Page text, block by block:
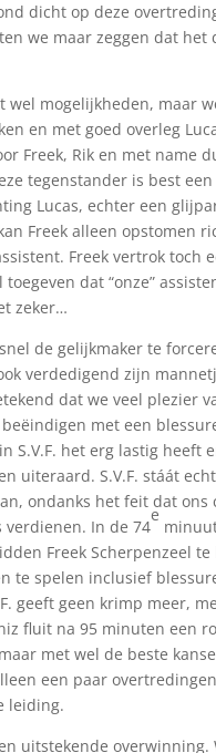
dicht op deze
we maar zeggen dat
mogelijkheden, maar
en met goed overleg
Freek, Rik en met name
tegenstander is best
Lucas, echter een
Freek alleen opstomen
Freek vertrok toch
dat “onze”
zeker…
de gelijkmaker te
verdedigend zijn
dat we veel plezier
met een
S.V.F. het erg lastig heeft
uiteraard. S.V.F. stáát
ondanks het feit dat
verdienen. In de 74
e
Freek Scherpenzeel
te spelen inclusief
geeft geen krimp meer,
fluit na 95 minuten een
met wel de beste
een paar
leiding.
uitstekende